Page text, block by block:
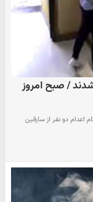
/ صبح امروز
اعدام دو نفر از سارقین